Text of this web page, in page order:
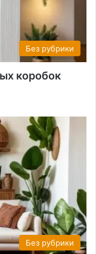
Без рубрики
коробок
Без рубрики